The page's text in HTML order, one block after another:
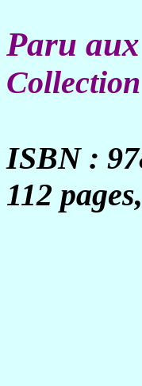
Paru
ISBN :
112 pages,